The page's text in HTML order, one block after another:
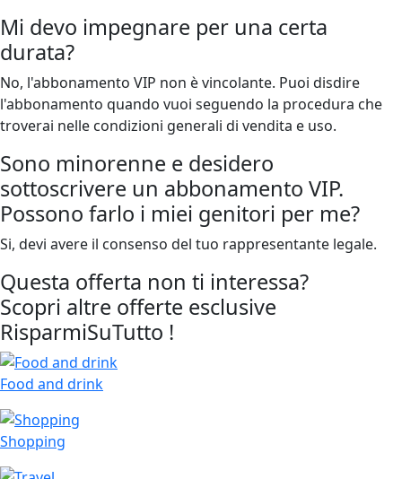
Mi devo impegnare per una certa
durata?
No, l'abbonamento VIP non è vincolante. Puoi disdire
l'abbonamento quando vuoi seguendo la procedura che
troverai nelle condizioni generali di vendita e uso.
Sono minorenne e desidero
sottoscrivere un abbonamento VIP.
Possono farlo i miei genitori per me?
Si, devi avere il consenso del tuo rappresentante legale.
Questa offerta non ti interessa?
Scopri altre offerte esclusive
RisparmiSuTutto !
Food and drink
Shopping